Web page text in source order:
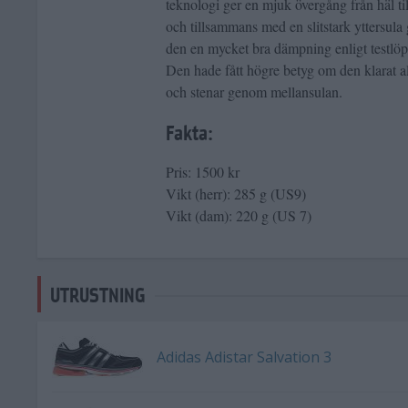
teknologi ger en mjuk övergång från häl
och tillsammans med en slitstark yttersula
den en mycket bra dämpning enligt
Den hade fått högre betyg om den klarat
och stenar genom mellansulan.
Fakta:
Pris: 1500 kr
Vikt (herr): 285 g (US9)
Vikt (dam): 220 g (US 7)
UTRUSTNING
Adidas Adistar Salvation 3